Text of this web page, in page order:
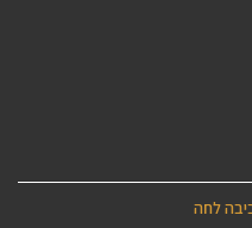
לחה